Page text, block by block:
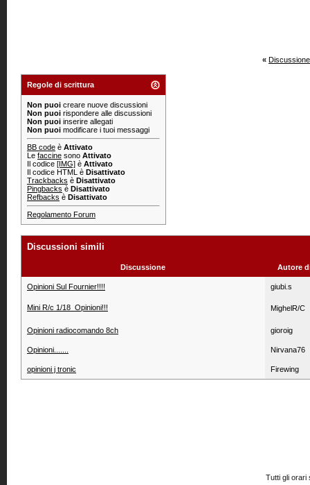
«
Regole di scrittura
Non puoi creare nuove discussioni
Non puoi rispondere alle discussioni
Non puoi inserire allegati
Non puoi modificare i tuoi messaggi
BB code è Attivato
Le faccine sono Attivato
Il codice [IMG] è Attivato
Il codice HTML è Disattivato
Trackbacks è Disattivato
Pingbacks è Disattivato
Refbacks è Disattivato
Regolamento Forum
Discussioni simili
Discussione Autore
Opinioni Sul Fournier!!!! giubi.s
Mini R/c 1/18  Opinioni!!! MighelR/C
Opinioni radiocomando 8ch gioroig
Opinioni....... Nirvana76
opinioni j tronic Firewing
Tutti gli orari